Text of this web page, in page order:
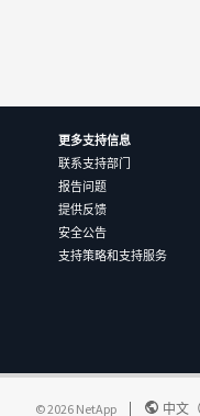
更多支持信息
联系支持部门
报告问题
提供反馈
安全公告
支持策略和支持服务
©2026 NetApp 中文